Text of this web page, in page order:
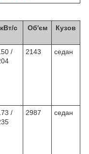
кВт/с Об'єм Кузов
/
2143 седан
/
2987 седан